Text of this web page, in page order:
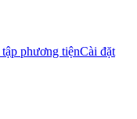
phương tiệnCài đặt